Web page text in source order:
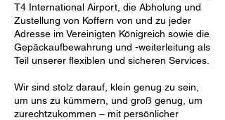
T4 International Airport, die Abholung und
Zustellung von Koffern von und zu jeder
Adresse im Vereinigten Königreich sowie die
Gepäckaufbewahrung und -weiterleitung als
Teil unserer flexiblen und sicheren Services.
Wir sind stolz darauf, klein genug zu sein,
um uns zu kümmern, und groß genug, um
zurechtzukommen – mit persönlicher